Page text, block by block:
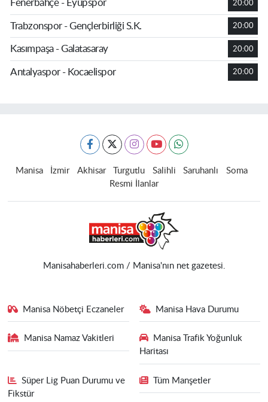
Fenerbahçe - Eyüpspor 20:00
Trabzonspor - Gençlerbirliği S.K. 20:00
Kasımpaşa - Galatasaray 20:00
Antalyaspor - Kocaelispor 20:00
Manisa İzmir Akhisar Turgutlu Salihli Saruhanlı
Soma
Resmi İlanlar
Manisahaberleri.com / Manisa'nın net gazetesi.
Manisa Nöbetçi Eczaneler Manisa Hava Durumu
Manisa Namaz Vakitleri
Manisa Trafik Yoğunluk
Haritası
Süper Lig Puan Durumu ve
Fikstür
Tüm Manşetler